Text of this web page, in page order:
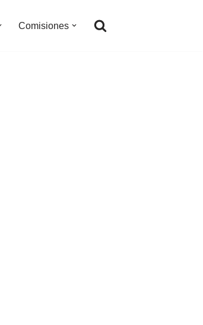
Comisiones